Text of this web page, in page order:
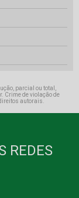
parcial ou total,
Crime de violação de
autorais
REDES